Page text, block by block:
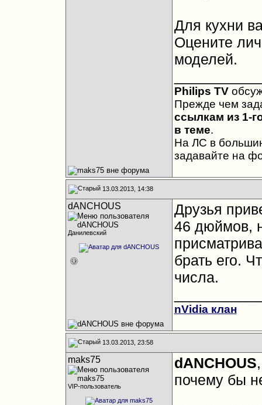
Для кухни
Оцените
моделей.
Philips TV
Прежде чем
ссылкам из 1-
в теме.
На ЛС в
задавайте на
13.03.2013, 14:38
dANCHOUS
Данилевский
Друзья
46 дюймов,
брать его.
числа.
nVidia клан
13.03.2013, 23:58
maks75
VIP-пользователь
dANCHOUS
почему бы